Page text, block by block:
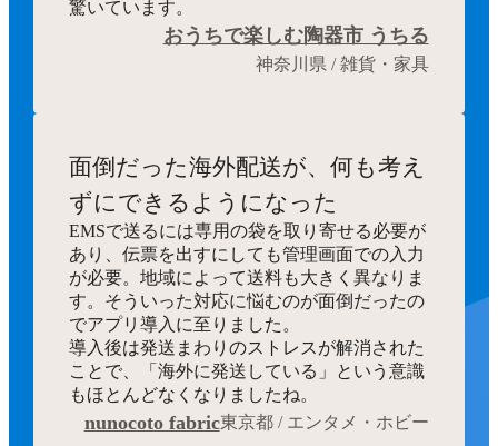
驚いています。
おうちで楽しむ陶器市 うちる
神奈川県 / 雑貨・家具
面倒だった海外配送が、何も考え
ずにできるようになった
EMSで送るには専用の袋を取り寄せる必要が
あり、伝票を出すにしても管理画面での入力
が必要。地域によって送料も大きく異なりま
す。そういった対応に悩むのが面倒だったの
でアプリ導入に至りました。
導入後は発送まわりのストレスが解消された
ことで、「海外に発送している」という意識
もほとんどなくなりましたね。
nunocoto fabric東京都 / エンタメ・ホビー